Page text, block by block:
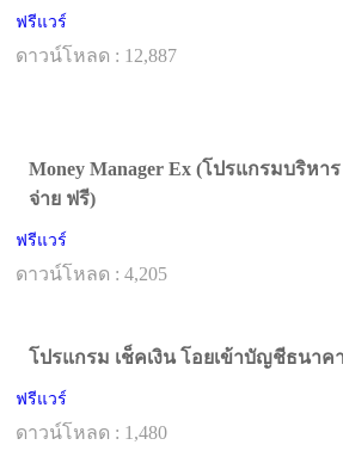
ฟรีแวร์
ดาวน์โหลด : 12,887
Money Manager Ex (โปรแกรมบริหา
จ่าย ฟรี)
ฟรีแวร์
ดาวน์โหลด : 4,205
โปรแกรม เช็คเงิน โอยเข้าบัญชีธนาค
ฟรีแวร์
ดาวน์โหลด : 1,480